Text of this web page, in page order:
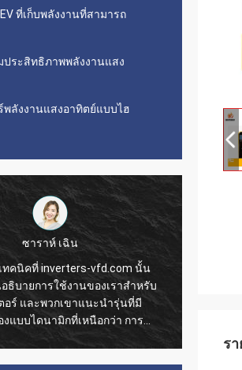
ที่เก็บพลังงานที่สามารถ
ประสิทธิภาพพลังงานแสง
พลังงานแสงอาทิตย์แบบไฮ
ซาราห์ เฉิน
ทคนิคที่ inverters-vfd.com นั้น
ธิบายการใช้งานของเราสำหรับ
อร์ และพวกเขาแนะนำรุ่นที่มี
แบบไดนามิกที่เหนือกว่า การ
ย่างราบรื่น และความแม่นยำได้
เรามี
ร